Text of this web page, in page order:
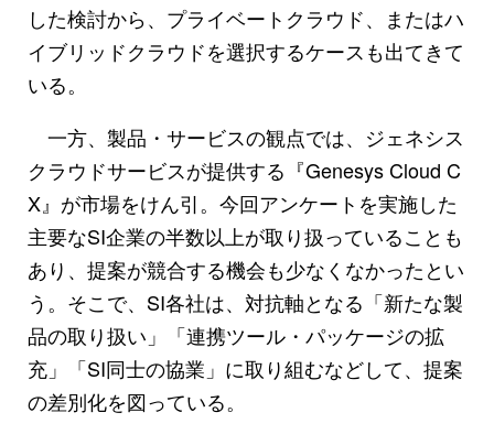
した検討から、プライベートクラウド、またはハ
イブリッドクラウドを選択するケースも出てきて
いる。
一方、製品・サービスの観点では、ジェネシス
クラウドサービスが提供する『Genesys Cloud C
X』が市場をけん引。今回アンケートを実施した
主要なSI企業の半数以上が取り扱っていることも
あり、提案が競合する機会も少なくなかったとい
う。そこで、SI各社は、対抗軸となる「新たな製
品の取り扱い」「連携ツール・パッケージの拡
充」「SI同士の協業」に取り組むなどして、提案
の差別化を図っている。